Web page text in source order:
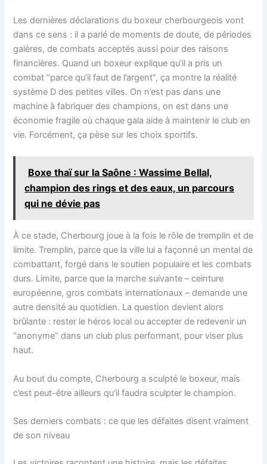
Les dernières déclarations du boxeur cherbourgeois vont
dans ce sens : il a parlé de moments de doute, de périodes
galères, de combats acceptés aussi pour des raisons
financières. Quand un boxeur explique qu’il a pris un
combat “parce qu’il faut de l’argent”, ça montre la réalité
système D des petites villes. On n’est pas dans une
machine à fabriquer des champions, on est dans une
économie fragile où chaque gala aide à maintenir le club en
vie. Forcément, ça pèse sur les choix sportifs.
Boxe thaï sur la Saône : Wassime Bellal,
champion des rings et des eaux, un parcours
qui ne dévie pas
À ce stade, Cherbourg joue à la fois le rôle de tremplin et de
limite. Tremplin, parce que la ville lui a façonné un mental de
combattant, forgé dans le soutien populaire et les combats
durs. Limite, parce que la marche suivante – ceinture
européenne, gros combats internationaux – demande une
autre densité au quotidien. La question devient alors
brûlante : rester le héros local ou accepter de redevenir un
“anonyme” dans un club plus performant, pour viser plus
haut.
Au bout du compte, Cherbourg a sculpté le boxeur, mais
c’est peut-être ailleurs qu’il faudra sculpter le champion.
Ses derniers combats : ce que les défaites disent vraiment
de son niveau